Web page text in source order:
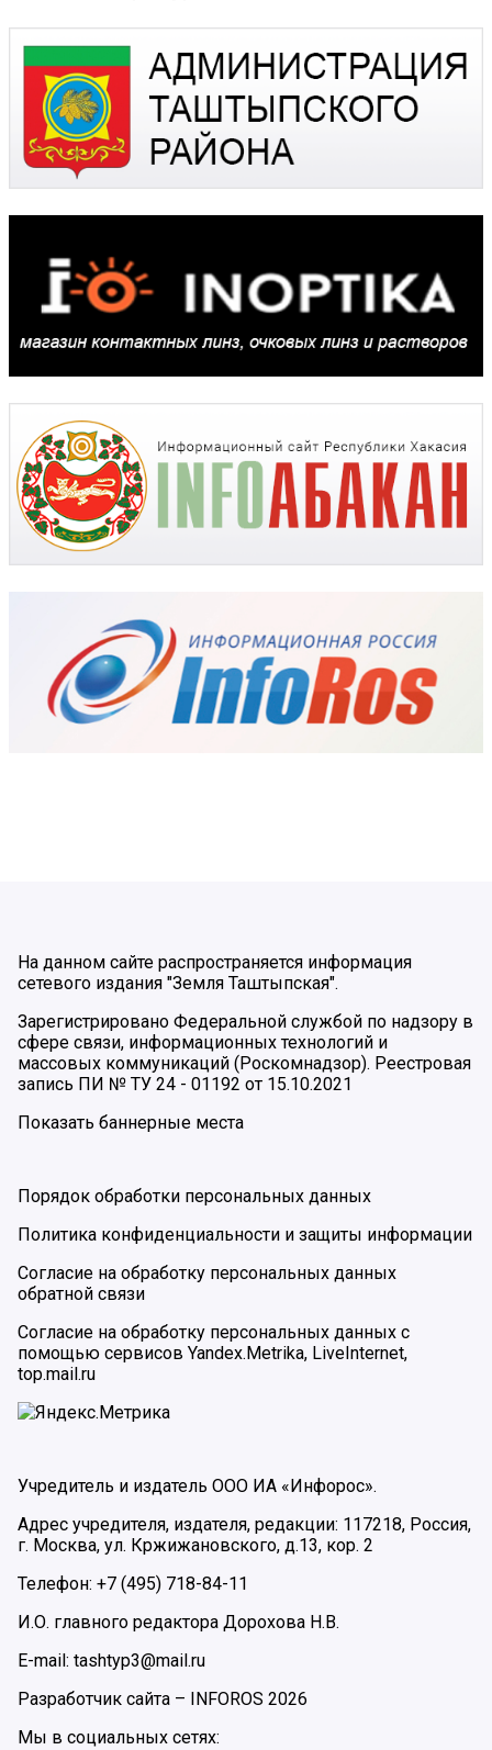
На данном сайте распространяется информация
сетевого издания "Земля Таштыпская".
Зарегистрировано Федеральной службой по надзору в
сфере связи, информационных технологий и
массовых коммуникаций (Роскомнадзор). Реестровая
запись ПИ № ТУ 24 - 01192 от 15.10.2021
Показать баннерные места
Порядок обработки персональных данных
Политика конфиденциальности и защиты информации
Согласие на обработку персональных данных
обратной связи
Согласие на обработку персональных данных с
помощью сервисов Yandex.Metrika, LiveInternet,
top.mail.ru
Учредитель и издатель ООО ИА «Инфорос».
Адрес учредителя, издателя, редакции: 117218, Россия,
г. Москва, ул. Кржижановского, д.13, кор. 2
Телефон: +7 (495) 718-84-11
И.О. главного редактора Дорохова Н.В.
E-mail: tashtyp3@mail.ru
Разработчик сайта – INFOROS 2026
Мы в социальных сетях: